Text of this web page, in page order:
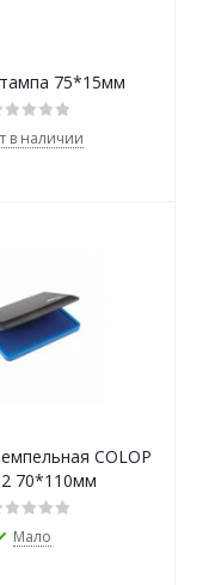
75*15мм
в наличии
COLOP
70*110мм
Мало